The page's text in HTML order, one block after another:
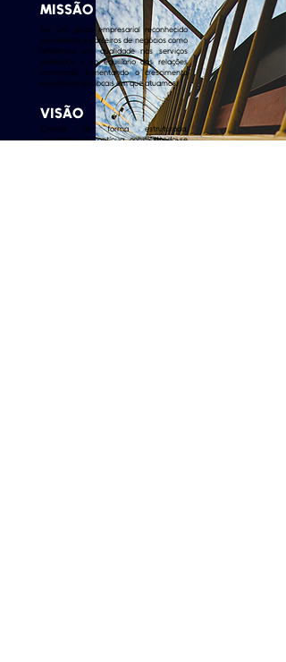
Ser um grupo empresarial reconhecido
por clientes e parceiros de negócios como
referência em qualidade nos serviços
prestados e no equilíbrio das relações
comerciais, fomentando o crescimento
econômico nos locais em que atuamos.
Crescer de forma estruturada,
sustentável e contínua, consolidando-se
MISSÃO
VISÃO